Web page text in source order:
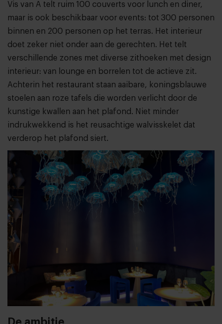
Vis van A telt ruim 100 couverts voor lunch en diner,
maar is ook beschikbaar voor events: tot 300 personen
binnen en 200 personen op het terras. Het interieur
doet zeker niet onder aan de gerechten. Het telt
verschillende zones met diverse zithoeken met design
interieur: van lounge en borrelen tot de actieve zit.
Achterin het restaurant staan aaibare, koningsblauwe
stoelen aan roze tafels die worden verlicht door de
kunstige kwallen aan het plafond. Niet minder
indrukwekkend is het reusachtige walvisskelet dat
verderop het plafond siert.